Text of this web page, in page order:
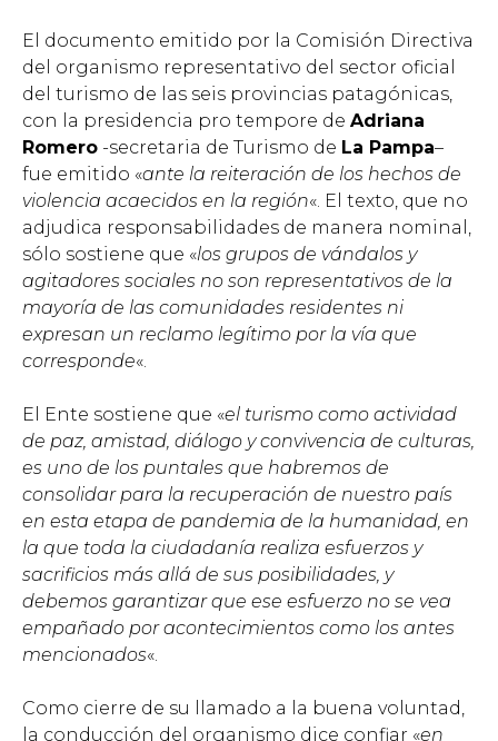
El documento emitido por la Comisión Directiva
del organismo representativo del sector oficial
del turismo de las seis provincias patagónicas,
con la presidencia pro tempore de Adriana
Romero -secretaria de Turismo de La Pampa–
fue emitido «ante la reiteración de los hechos de
violencia acaecidos en la región«. El texto, que no
adjudica responsabilidades de manera nominal,
sólo sostiene que «los grupos de vándalos y
agitadores sociales no son representativos de la
mayoría de las comunidades residentes ni
expresan un reclamo legítimo por la vía que
corresponde«.
El Ente sostiene que «el turismo como actividad
de paz, amistad, diálogo y convivencia de culturas,
es uno de los puntales que habremos de
consolidar para la recuperación de nuestro país
en esta etapa de pandemia de la humanidad, en
la que toda la ciudadanía realiza esfuerzos y
sacrificios más allá de sus posibilidades, y
debemos garantizar que ese esfuerzo no se vea
empañado por acontecimientos como los antes
mencionados«.
Como cierre de su llamado a la buena voluntad,
la conducción del organismo dice confiar «en